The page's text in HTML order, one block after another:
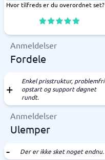
Hvor tilfreds er du overordnet set?
Anmeldelser
Fordele
Enkel prisstruktur, problemfri
opstart og support døgnet
rundt.
Anmeldelser
Ulemper
Der er ikke sket noget endnu.